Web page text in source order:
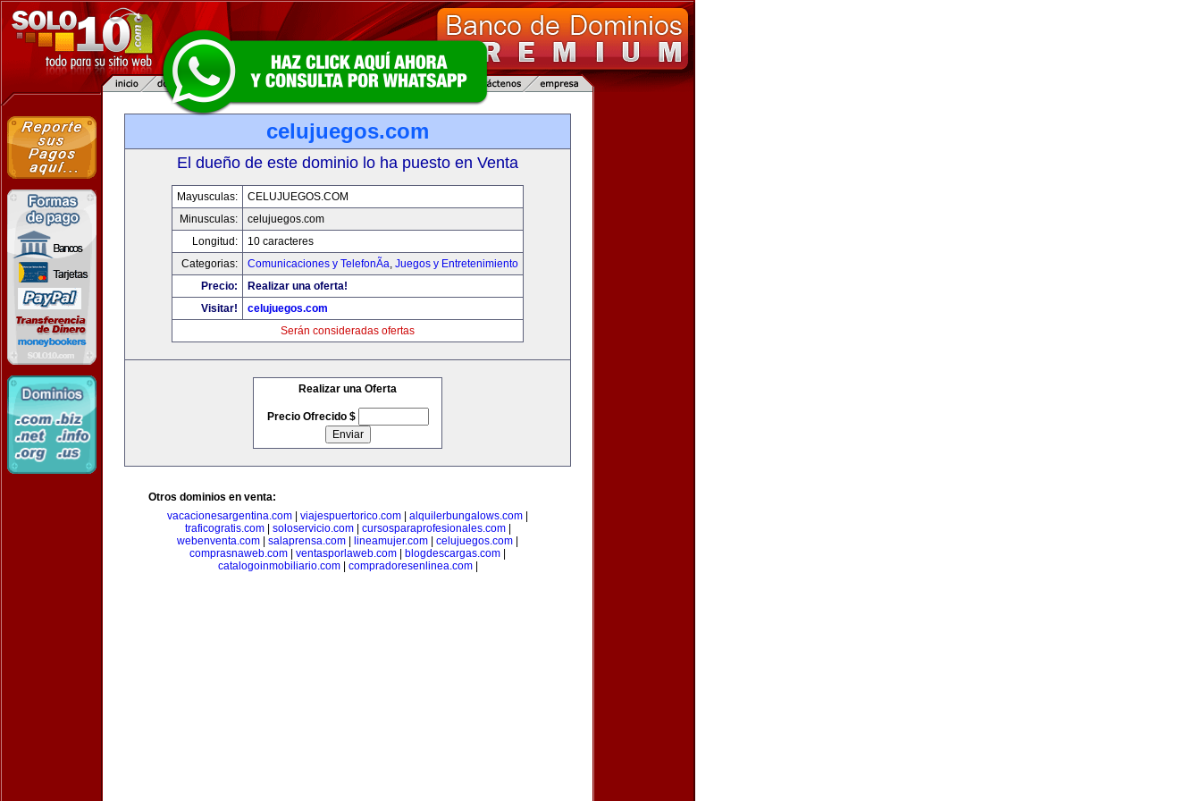
celujuegos.com
El dueño de este dominio lo ha puesto en Venta
Mayusculas:
CELUJUEGOS.COM
Minusculas:
celujuegos.com
Longitud:
10 caracteres
Categorias:
Comunicaciones y TelefonÃ­a, Juegos y Entretenimiento
Precio:
Realizar una oferta!
Visitar!
celujuegos.com
Serán consideradas ofertas
Realizar una Oferta
Precio Ofrecido $
Otros dominios en venta:
vacacionesargentina.com
viajespuertorico.com alquilerbungalows.com
traficogratis.com| soloservicio.com| cursosparaprofesionales.com|
webenventa.com
salaprensa.com lineamujer.com celujuegos.com
comprasnaweb.com
ventasporlaweb.com blogdescargas.com
catalogoinmobiliario.com| compradoresenlinea.com|